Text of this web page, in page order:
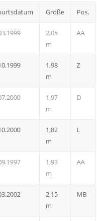
Größe Pos.
2,05
m
AA
1,98
m
Z
1,97
m
D
1,82
m
L
1,93
m
AA
2,15
m
MB